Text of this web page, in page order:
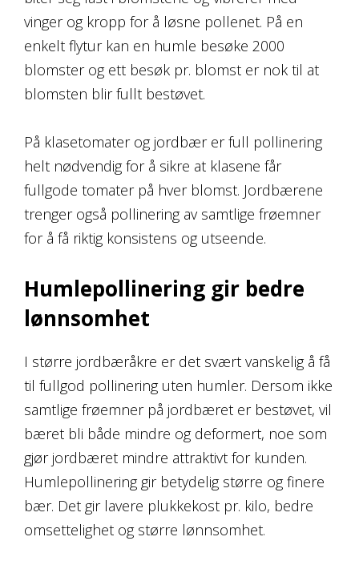
vinger og kropp for å løsne pollenet. På en
enkelt flytur kan en humle besøke 2000
blomster og ett besøk pr. blomst er nok til at
blomsten blir fullt bestøvet.
På klasetomater og jordbær er full pollinering
helt nødvendig for å sikre at klasene får
fullgode tomater på hver blomst. Jordbærene
trenger også pollinering av samtlige frøemner
for å få riktig konsistens og utseende.
Humlepollinering gir bedre
lønnsomhet
I større jordbæråkre er det svært vanskelig å få
til fullgod pollinering uten humler. Dersom ikke
samtlige frøemner på jordbæret er bestøvet, vil
bæret bli både mindre og deformert, noe som
gjør jordbæret mindre attraktivt for kunden.
Humlepollinering gir betydelig større og finere
bær. Det gir lavere plukkekost pr. kilo, bedre
omsettelighet og større lønnsomhet.